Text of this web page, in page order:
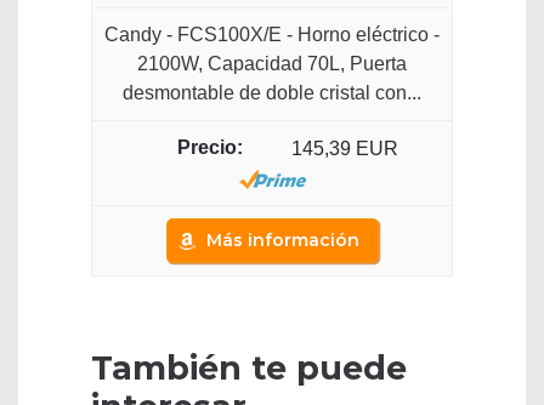
Candy - FCS100X/E - Horno eléctrico -
2100W, Capacidad 70L, Puerta
desmontable de doble cristal con...
145,39 EUR
Más información
También te puede